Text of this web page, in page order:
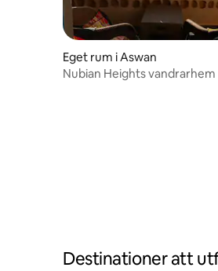
Eget rum i Aswan
Nubian Heights vandrarhem
Destinationer att